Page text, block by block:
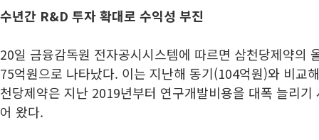
수년간 R&D 투자 확대로 수익성 부진
20일 금융감독원 전자공시시스템에 따르면 삼천당제약의
75억원으로 나타났다. 이는 지난해 동기(104억원)와 비교
천당제약은 지난 2019년부터 연구개발비용을 대폭 늘리
어 왔다.